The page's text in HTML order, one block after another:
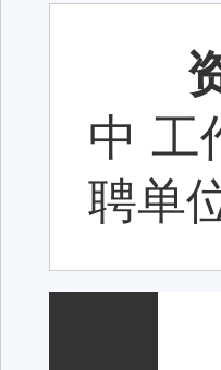
中 工
聘单